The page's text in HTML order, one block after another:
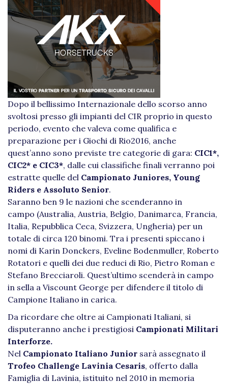
Dopo il bellissimo Internazionale dello scorso anno
svoltosi presso gli impianti del CIR proprio in questo
periodo, evento che valeva come qualifica e
preparazione per i Giochi di Rio2016, anche
quest’anno sono previste tre categorie di gara: CIC1*,
CIC2* e CIC3*, dalle cui classifiche finali verranno poi
estratte quelle del Campionato Juniores, Young
Riders e Assoluto Senior.
Saranno ben 9 le nazioni che scenderanno in
campo (Australia, Austria, Belgio, Danimarca, Francia,
Italia, Repubblica Ceca, Svizzera, Ungheria) per un
totale di circa 120 binomi. Tra i presenti spiccano i
nomi di Karin Donckers, Eveline Bodenmuller, Roberto
Rotatori e quelli dei due reduci di Rio, Pietro Roman e
Stefano Brecciaroli. Quest’ultimo scenderà in campo
in sella a Viscount George per difendere il titolo di
Campione Italiano in carica.
Da ricordare che oltre ai Campionati Italiani, si
disputeranno anche i prestigiosi Campionati Militari
Interforze.
Nel Campionato Italiano Junior sarà assegnato il
Trofeo Challenge Lavinia Cesaris, offerto dalla
Famiglia di Lavinia, istituito nel 2010 in memoria